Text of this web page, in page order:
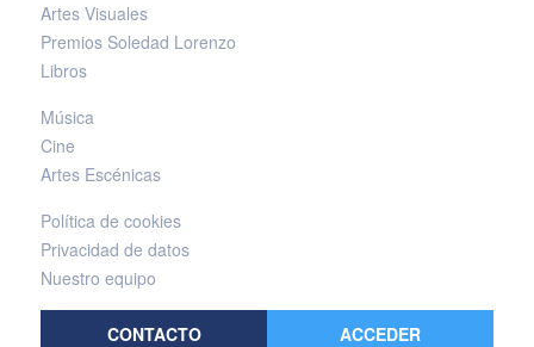
Artes Visuales
Premios Soledad Lorenzo
Libros
Música
Cine
Artes Escénicas
Política de cookies
Privacidad de datos
Nuestro equipo
CONTACTO ACCEDER